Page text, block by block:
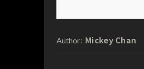
Author: Mickey Chan